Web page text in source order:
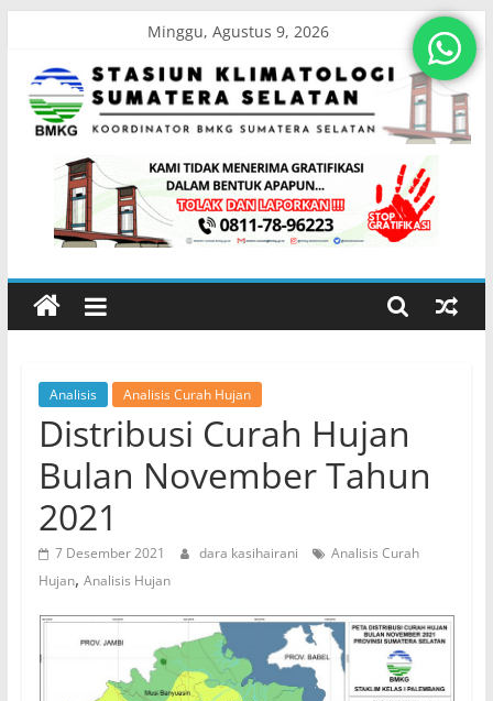
content
Minggu, Agustus 9, 2026
Stasiun
Klimatologi
Sumatera
Koordinator
BMKG
Sumatera
Selatan
Analisis Analisis Curah Hujan
Distribusi Curah Hujan
Bulan November Tahun
2021
7 Desember 2021 dara kasihairani
Analisis Curah
Hujan, Analisis Hujan